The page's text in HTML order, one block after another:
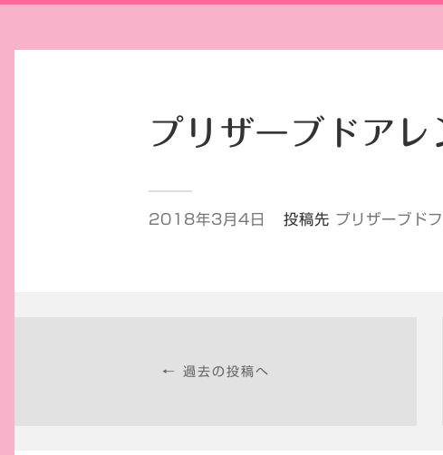
プリザーブドアレ
2018年3月4日 投稿先 プリザーブド
← 過去の投稿へ